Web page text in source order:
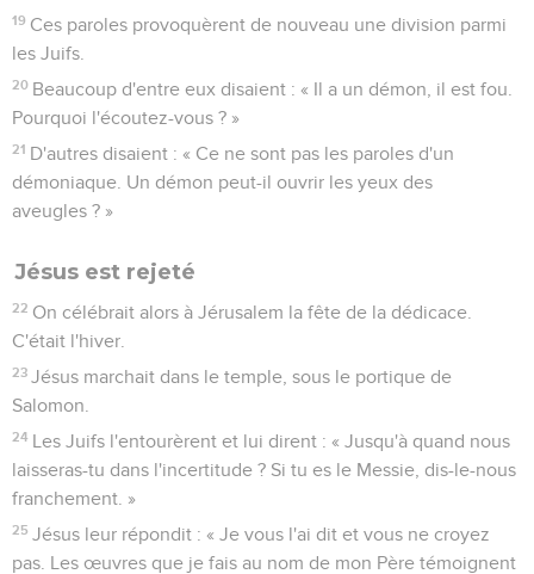
19 Ces paroles provoquèrent de nouveau une division parmi
les Juifs.
20 Beaucoup d'entre eux disaient : « Il a un démon, il est fou.
Pourquoi l'écoutez-vous ? »
21 D'autres disaient : « Ce ne sont pas les paroles d'un
démoniaque. Un démon peut-il ouvrir les yeux des
aveugles ? »
Jésus est rejeté
22 On célébrait alors à Jérusalem la fête de la dédicace.
C'était l'hiver.
23 Jésus marchait dans le temple, sous le portique de
Salomon.
24 Les Juifs l'entourèrent et lui dirent : « Jusqu'à quand nous
laisseras-tu dans l'incertitude ? Si tu es le Messie, dis-le-nous
franchement. »
25 Jésus leur répondit : « Je vous l'ai dit et vous ne croyez
pas. Les œuvres que je fais au nom de mon Père témoignent